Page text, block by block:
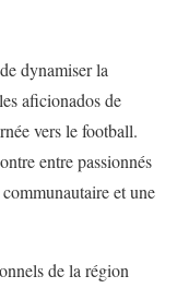
dynamiser la
aficionados de
vers le football.
entre passionnés
et une
de la région